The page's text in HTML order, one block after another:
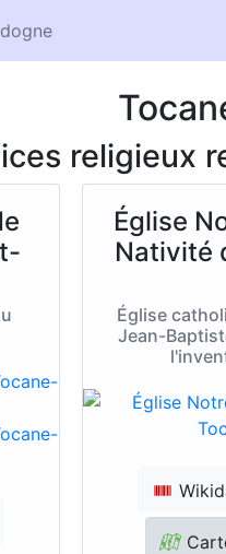
religieux
Église
Nativité
Église
Jean-